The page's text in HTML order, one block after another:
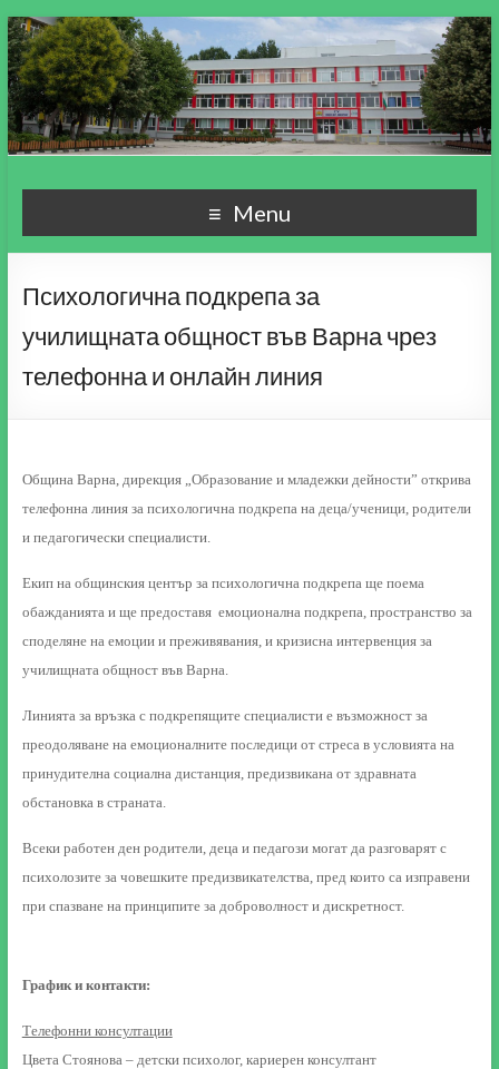
СУ "Пейо Кр. Яворов"
гр. Варна
Училище, мой свят чудесен!
Menu
Психологична подкрепа за
училищната общност във Варна чрез
телефонна и онлайн линия
Община Варна, дирекция „Образование и младежки дейности” открива
телефонна линия за психологична подкрепа на деца/ученици, родители
и педагогически специалисти.
Екип на общинския център за психологична подкрепа ще поема
обажданията и ще предоставя емоционална подкрепа, пространство за
споделяне на емоции и преживявания, и кризисна интервенция за
училищната общност във Варна.
Линията за връзка с подкрепящите специалисти е възможност за
преодоляване на емоционалните последици от стреса в условията на
принудителна социална дистанция, предизвикана от здравната
обстановка в страната.
Всеки работенден родители, деца и педагози могат да разговарят с
психолозите за човешките предизвикателства, пред които са изправени
при спазване на принципите за доброволност и дискретност.
График и контакти:
Телефонни консултации
Цвета Стоянова – детски психолог, кариерен консултант